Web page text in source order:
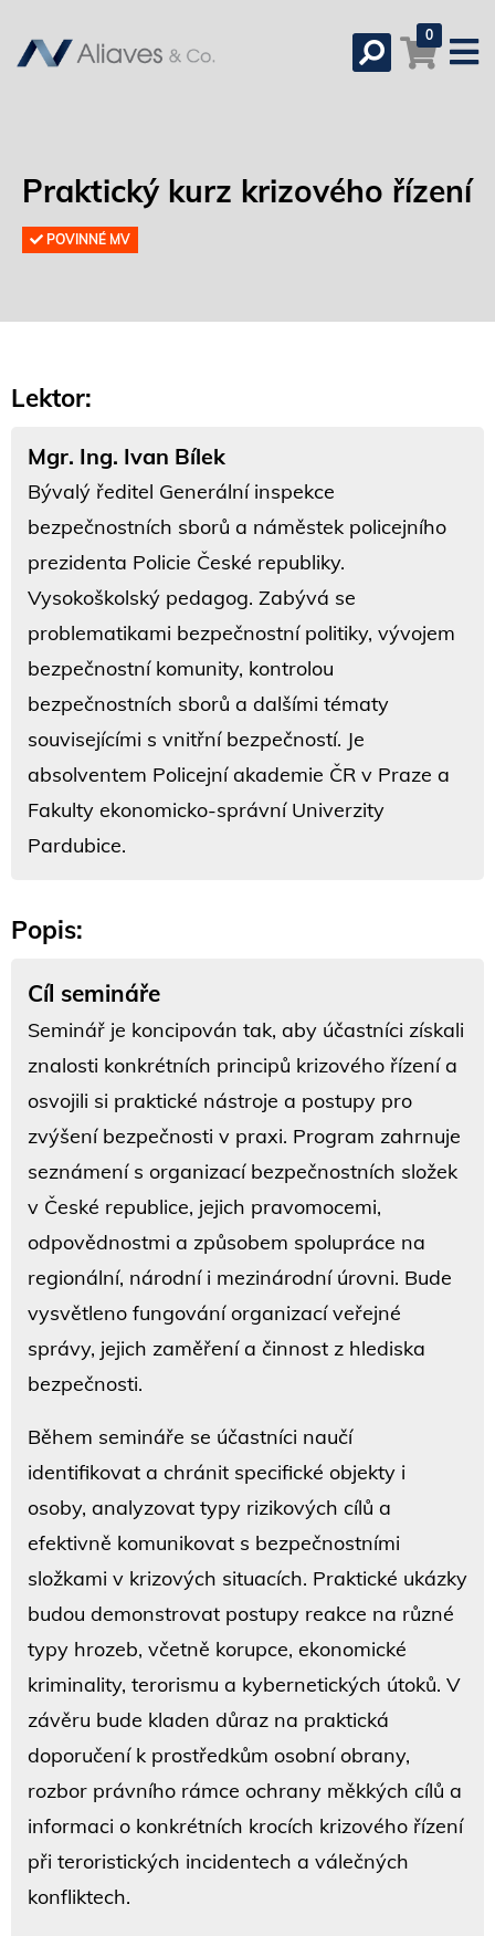
0
Praktický kurz krizového řízení
POVINNÉ MV
Lektor:
Mgr. Ing. Ivan Bílek
Bývalý ředitel Generální inspekce
bezpečnostních sborů a náměstek policejního
prezidenta Policie České republiky.
Vysokoškolský pedagog. Zabývá se
problematikami bezpečnostní politiky, vývojem
bezpečnostní komunity, kontrolou
bezpečnostních sborů a dalšími tématy
souvisejícími s vnitřní bezpečností. Je
absolventem Policejní akademie ČR v Praze a
Fakulty ekonomicko-správní Univerzity
Pardubice.
Popis:
Cíl semináře
Seminář je koncipován tak, aby účastníci získali
znalosti konkrétních principů krizového řízení a
osvojili si praktické nástroje a postupy pro
zvýšení bezpečnosti v praxi. Program zahrnuje
seznámení s organizací bezpečnostních složek
v České republice, jejich pravomocemi,
odpovědnostmi a způsobem spolupráce na
regionální, národní i mezinárodní úrovni. Bude
vysvětleno fungování organizací veřejné
správy, jejich zaměření a činnost z hlediska
bezpečnosti.
Během semináře se účastníci naučí
identifikovat a chránit specifické objekty i
osoby, analyzovat typy rizikových cílů a
efektivně komunikovat s bezpečnostními
složkami v krizových situacích. Praktické ukázky
budou demonstrovat postupy reakce na různé
typy hrozeb, včetně korupce, ekonomické
kriminality, terorismu a kybernetických útoků. V
závěru bude kladen důraz na praktická
doporučení k prostředkům osobní obrany,
rozbor právního rámce ochrany měkkých cílů a
informaci o konkrétních krocích krizového řízení
při teroristických incidentech a válečných
konfliktech.